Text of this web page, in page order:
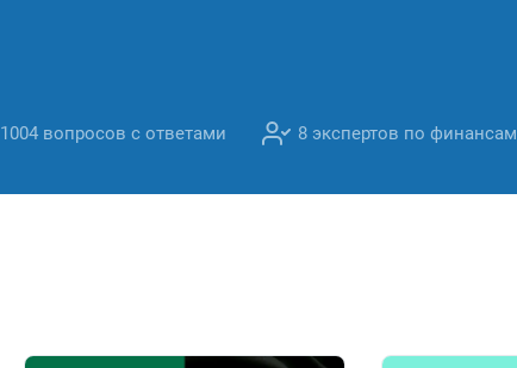
1004 вопросов с ответами 8 экспертов по финансам